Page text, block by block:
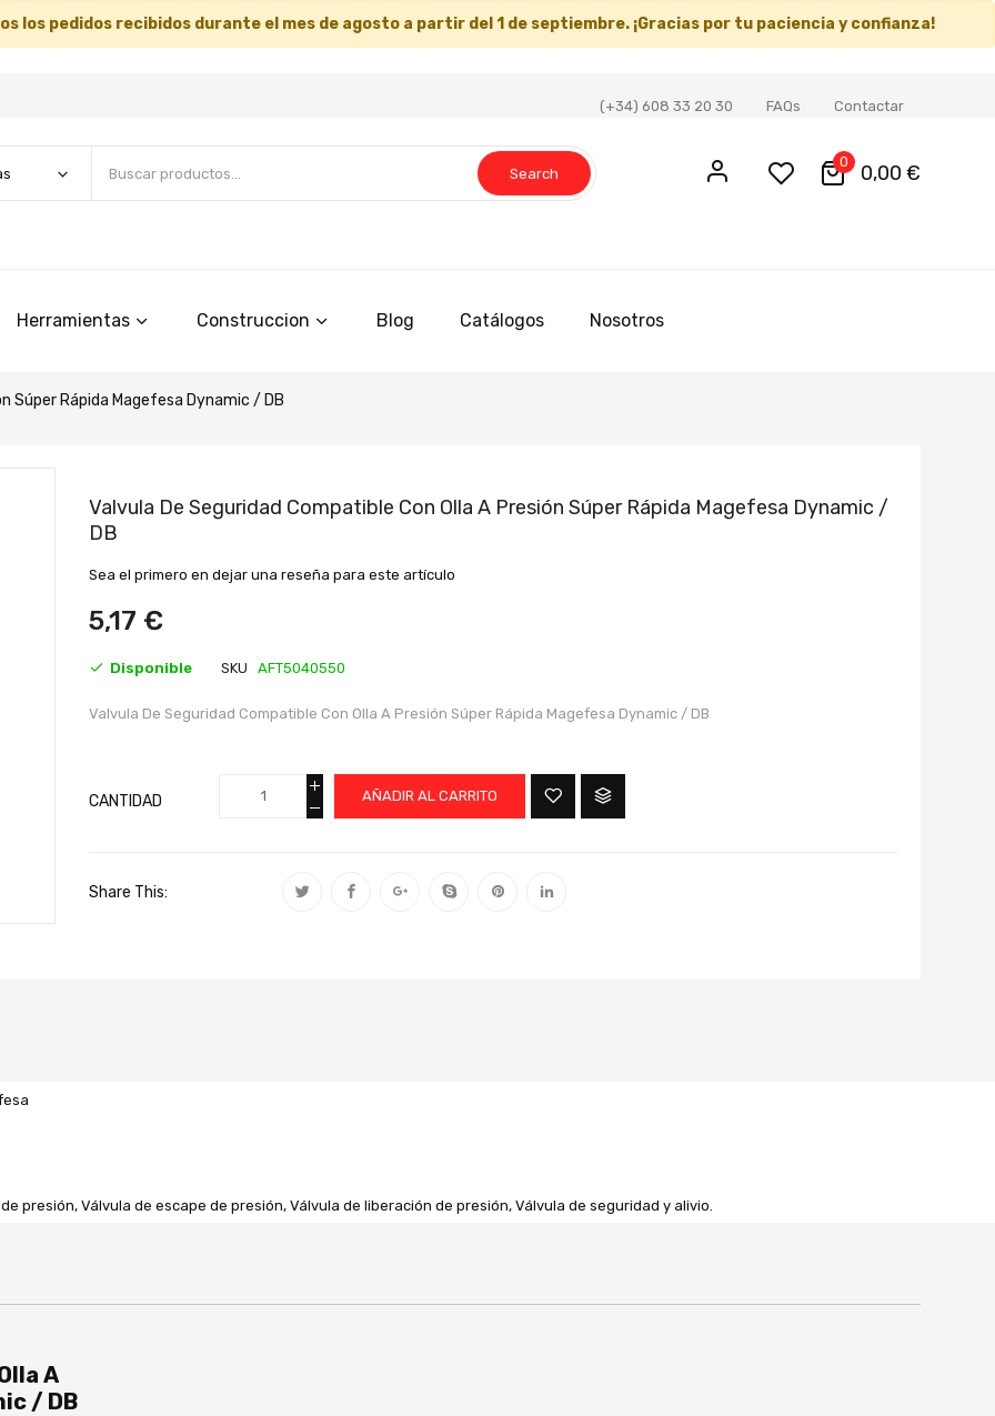
los pedidos recibidos durante el mes de agosto a partir del 1 de septiembre. ¡Gracias por tu paciencia y confianza!
(+34) 608 33 20 30 FAQs Contactar
Search
0 0,00 €
Herramientas Construccion Blog Catálogos Nosotros
Súper Rápida Magefesa Dynamic / DB
comienzo
galería
imágenes
Valvula De Seguridad Compatible Con Olla A Presión Súper Rápida Magefesa Dynamic /
DB
Sea el primero en dejar una reseña para este artículo
5,17 €
Disponible SKU AFT5040550
Valvula De Seguridad Compatible Con Olla A Presión Súper Rápida Magefesa Dynamic / DB
CANTIDAD AÑADIR AL CARRITO
Share This:
presión, Válvula de escape de presión, Válvula de liberación de presión, Válvula de seguridad y alivio.
A
/ DB